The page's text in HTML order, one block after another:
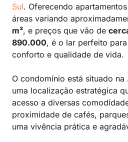
Sul. Oferecendo
áreas variando
m², e preços que vão de
890.000, é o lar perfeito
conforto e qualidade de vida.
O condomínio está situado na
uma localização estratégica
acesso a diversas
proximidade de cafés,
uma vivência prática e